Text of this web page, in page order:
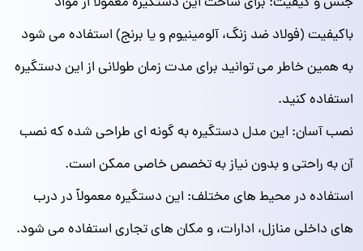
باکیفیت (فولاد ضد زنگ، آلومینیوم و یا برنج) استفاده می شود
به همین خاطر می توانید برای مدت زمان طولانی از این دستگیره
استفاده کنید.
نصب آسان: این مدل دستگیره به گونه‌ ای طراحی شده که نصب
آن به راحتی و بدون نیاز به تخصص خاصی ممکن است.
استفاده در محیط های مختلف: این دستگیره معمولاً در درب‌
های داخلی منازل، ادارات، و مکان‌ های تجاری استفاده می‌ شود.